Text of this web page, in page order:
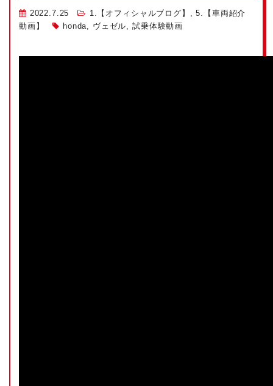
2022.7.25 1.【オフィシャルブログ】 ,5.【車両紹介
動画】
honda ヴェゼル ,試乗体験動画